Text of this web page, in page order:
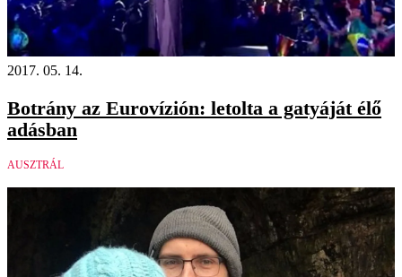
2017. 05. 14.
Botrány az Eurovízión: letolta a gatyáját élő
adásban
AUSZTRÁL